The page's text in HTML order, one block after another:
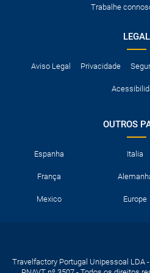
Trabalhe
LEGAL
Aviso Legal Privacidade
OUTROS
Espanha Italia
França
Mexico Europe
Travelfactory Portugal Unipessoal LDA